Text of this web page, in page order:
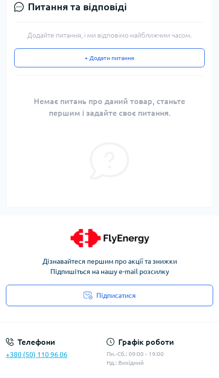
Питання та відповіді
Додайте питання, і ми відповімо найближчим часом.
+ Додати питання
Немає питань про даний товар, станьте
першим і задайте своє питання.
Дізнавайтеся першим про акції та знижки
Підпишіться на нашу e-mail розсилку
Підписатися
Телефони
+380 (50) 110 96 06
Графік роботи
Пн.-Сб.: 09:00 - 19:00
Нд.: Вихідний